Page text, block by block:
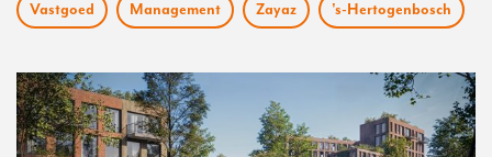
Vastgoed Management Zayaz 's-Hertogenbosch